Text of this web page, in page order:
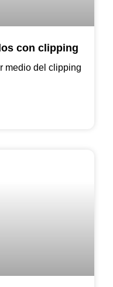
con clipping
medio del clipping